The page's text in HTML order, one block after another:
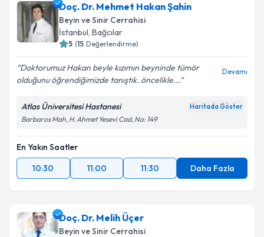
E-posta Adresiniz
Kişisel verilerimin işlenmesine ilişkinAydınlatma
Metni'ni okudum ve kişisel verilerimin belirtilen
Doç. Dr. Mehmet Hakan Şahin
Beyin ve Sinir Cerrahisi
İstanbul, Bağcılar
5 (15 Değerlendirme)
Doktorumuz Hakan beyle kızımın beyninde tümör
olduğunu öğrendiğimizde tanıştık. öncelikle...
Devamı
Atlas Üniversitesi Hastanesi Haritada Göster
Barbaros Mah, H. Ahmet Yesevi Cad, No: 149
En Yakın Saatler
10:30
11:00 11:30 Daha Fazla
Doç. Dr. Melih Üçer
Beyin ve Sinir Cerrahisi